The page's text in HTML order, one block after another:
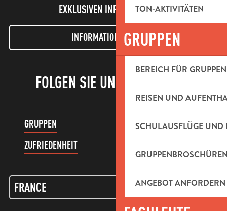
TON-AKTIVITÄTEN
GRUPPEN
BEREICH FÜR GRUPPEN
REISEN UND
SCHULAUSFLÜGE UND
ANGEBOT ANFORDERN
EXKLUSIVEN INFORMATIONEN!
INFORMATIONEN LETTER
FOLGEN SIE UNS!
GRUPPEN
KUNDENKONTO
ZUFRIEDENHEIT